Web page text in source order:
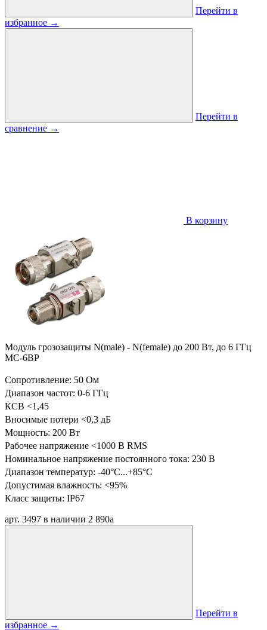
Перейти в
избранное →
Перейти в
сравнение →
В корзину
Модуль грозозащиты N(male) - N(female) до 200 Вт, до 6 ГГц
MC-6BP
Сопротивление: 50 Ом
Диапазон частот: 0-6 ГГц
КСВ <1,45
Вносимые потери <0,3 дБ
Мощность: 200 Вт
Рабочее напряжение <1000 В RMS
Номинальное напряжение постоянного тока: 230 В
Диапазон температур: -40°C...+85°C
Допустимая влажность: <95%
Класс защиты: IP67
арт. 3497 в наличии 2 890a
Перейти в
избранное →